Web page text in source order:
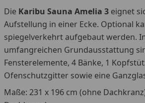
Die Karibu Sauna Amelia 3 eignet
Aufstellung in einer Ecke. Optional
spiegelverkehrt aufgebaut werden.
umfangreichen Grundausstattung
Fensterelemente, 4 Bänke, 1
Ofenschutzgitter sowie eine
Maße: 231 x 196 cm (ohne